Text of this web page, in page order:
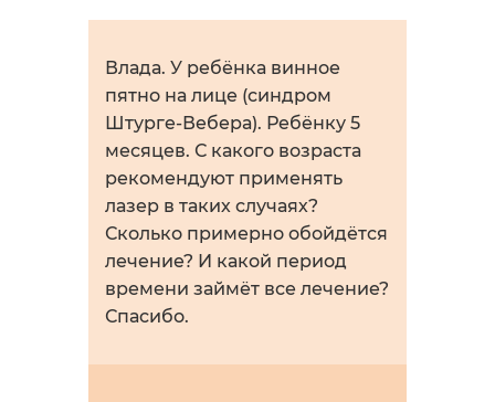
Влада. У ребёнка винное
пятно на лице (синдром
Штурге-Вебера). Ребёнку 5
месяцев. С какого возраста
рекомендуют применять
лазер в таких случаях?
Сколько примерно обойдётся
лечение? И какой период
времени займёт все лечение?
Спасибо.